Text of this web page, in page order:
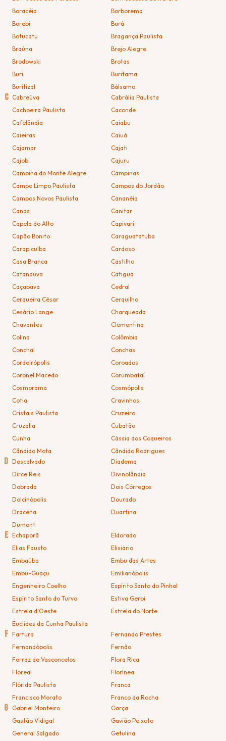
Boracéia
Borborema
Borebi
Borá
Botucatu
Bragança Paulista
Braúna
Brejo Alegre
Brodowski
Brotas
Buri
Buritama
Buritizal
Bálsamo
C Cabreúva
Cabrália Paulista
Cachoeira Paulista
Caconde
Cafelândia
Caiabu
Caieiras
Caiuá
Cajamar
Cajati
Cajobi
Cajuru
Campina do Monte Alegre
Campinas
Campo Limpo Paulista
Campos do Jordão
Campos Novos Paulista
Cananéia
Canas
Canitar
Capela do Alto
Capivari
Capão Bonito
Caraguatatuba
Carapicuíba
Cardoso
Casa Branca
Castilho
Catanduva
Catiguá
Caçapava
Cedral
Cerqueira César
Cerquilho
Cesário Lange
Charqueada
Chavantes
Clementina
Colina
Colômbia
Conchal
Conchas
Cordeirópolis
Coroados
Coronel Macedo
Corumbataí
Cosmorama
Cosmópolis
Cotia
Cravinhos
Cristais Paulista
Cruzeiro
Cruzália
Cubatão
Cunha
Cássia dos Coqueiros
Cândido Mota
Cândido Rodrigues
D Descalvado
Diadema
Dirce Reis
Divinolândia
Dobrada
Dois Córregos
Dolcinópolis
Dourado
Dracena
Duartina
Dumont
E Echaporã
Eldorado
Elias Fausto
Elisiário
Embaúba
Embu das Artes
Embu-Guaçu
Emilianópolis
Engenheiro Coelho
Espírito Santo do Pinhal
Espírito Santo do Turvo
Estiva Gerbi
Estrela d'Oeste
Estrela do Norte
Euclides da Cunha Paulista
F Fartura
Fernando Prestes
Fernandópolis
Fernão
Ferraz de Vasconcelos
Flora Rica
Floreal
Florínea
Flórida Paulista
Franca
Francisco Morato
Franco da Rocha
G Gabriel Monteiro
Garça
Gastão Vidigal
Gavião Peixoto
General Salgado
Getulina